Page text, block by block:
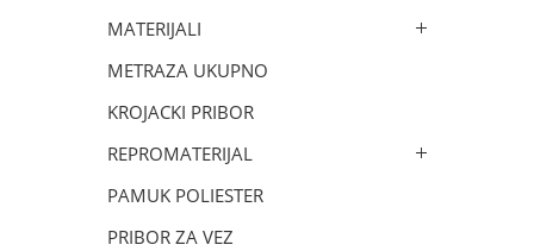
MATERIJALI
METRAZA UKUPNO
KROJACKI PRIBOR
REPROMATERIJAL
PAMUK POLIESTER
PRIBOR ZA VEZ